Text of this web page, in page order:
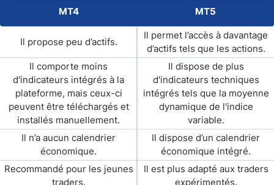
MT4 MT5
Il propose peu d’actifs.
Il permet l’accès à davantage
d’actifs tels que les actions.
Il comporte moins
d'indicateurs intégrés à la
plateforme, mais ceux-ci
peuvent être téléchargés et
installés manuellement.
Il dispose de plus
d'indicateurs techniques
intégrés tels que la moyenne
dynamique de l'indice
variable.
Il n’a aucun calendrier
économique.
Il dispose d’un calendrier
économique intégré.
Recommandé pour les jeunes
traders.
Il est plus adapté aux traders
expérimentés.